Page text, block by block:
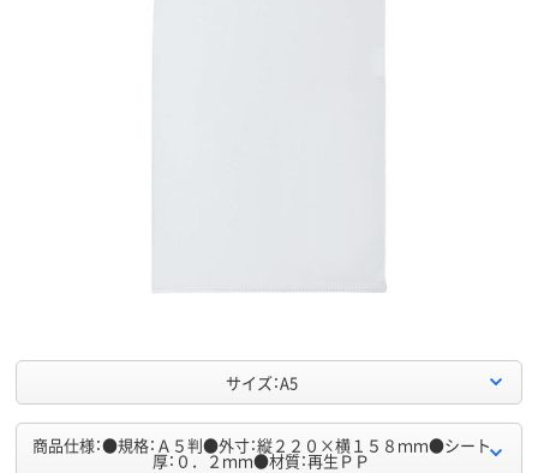
サイズ：A5
商品仕様：●規格：Ａ５判●外寸：縦２２０×横１５８ｍｍ●シート
厚：０．２ｍｍ●材質：再生ＰＰ